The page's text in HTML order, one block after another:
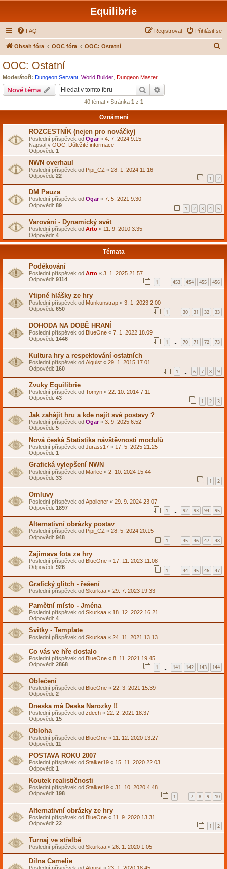
Equilibrie
FAQ Přihlásit se
Registrovat
Obsah fóra OOC fóra OOC: Ostatní
OOC: Ostatní
Moderátoři: Dungeon Servant World Builder Dungeon Master
Nové téma Hledat
40 témat • Stránka 1 z 1
Oznámení
ROZCESTNÍK (nejen pro nováčky)
Poslední příspěvek od Ogar« 4. 7. 2024 9.15
Napsal v OOC: Důležité informace
Odpovědi: 1
NWN overhaul
Poslední příspěvek od Pipi_CZ « 28. 1. 2024 11.16
Odpovědi: 22 1 2
DM Pauza
Poslední příspěvek od Ogar« 7. 5. 2021 9.30
Odpovědi: 89 1 2 3 4 5
Varování - Dynamický svět
Poslední příspěvek od Arto « 11. 9. 2010 3.35
Odpovědi: 4
Témata
Poděkování
Poslední příspěvek od Arto « 3. 1. 2025 21.57
Odpovědi: 9114 1 453 454 455 456
Vtipné hlášky ze hry
Poslední příspěvek od Munkunstrap « 3. 1. 2023 2.00
Odpovědi: 650 1 30 31 32 33
DOHODA NA DOBĚ HRANÍ
Poslední příspěvek od BlueOne « 7. 1. 2022 18.09
Odpovědi: 1446 1 … 70 71 72 73
Kultura hry a respektování ostatních
Poslední příspěvek od Alquist « 29. 1. 2015 17.01
Odpovědi: 160 1 6 7 8 9
Zvuky Equilibrie
Poslední příspěvek od Tomyn « 22. 10. 2014 7.11
Odpovědi: 43 1 2 3
Jak zahájit hru a kde najít své postavy ?
Poslední příspěvek od Ogar« 3. 9. 2025 6.52
Odpovědi: 5
Nová česká Statistika návštěvnosti modulů
Poslední příspěvek od Jurass17 « 17. 5. 2025 21.25
Odpovědi: 1
Grafická vylepšení NWN
Poslední příspěvek od Marlee « 2. 10. 2024 15.44
Odpovědi: 33 1 2
Omluvy
Poslední příspěvek od Apoliener « 29. 9. 2024 23.07
Odpovědi: 1897 1 92 93 94 95
Alternativní obrázky postav
Poslední příspěvek od Pipi_CZ « 28. 5. 2024 20.15
Odpovědi: 948 1 … 45 46 47 48
Zajimava fota ze hry
Poslední příspěvek od BlueOne « 17. 11. 2023 11.08
Odpovědi: 926 1 … 44 45 46 47
Grafický glitch - řešení
Poslední příspěvek od Skurkaa « 29. 7. 2023 19.33
Pamětní místo - Jména
Poslední příspěvek od Skurkaa « 18. 12. 2022 16.21
Odpovědi: 4
Svitky - Template
Poslední příspěvek od Skurkaa « 24. 11. 2021 13.13
Co vás ve hře dostalo
Poslední příspěvek od BlueOne « 8. 11. 2021 19.45
Odpovědi: 2868 1 141 142 143 144
Oblečení
Poslední příspěvek od BlueOne « 22. 3. 2021 15.39
Odpovědi: 2
Dneska má Deska Narozky !!
Poslední příspěvek od zdech « 22. 2. 2021 18.37
Odpovědi: 15
Obloha
Poslední příspěvek od BlueOne « 11. 12. 2020 13.27
Odpovědi: 11
POSTAVA ROKU 2007
Poslední příspěvek od Stalker19 « 15. 11. 2020 22.03
Odpovědi: 1
Koutek realističnosti
Poslední příspěvek od Stalker19 « 31. 10. 2020 4.48
Odpovědi: 198 1 … 7 8 9 10
Alternativní obrázky ze hry
Poslední příspěvek od BlueOne « 11. 9. 2020 13.31
Odpovědi: 22 1 2
Turnaj ve střelbě
Poslední příspěvek od Skurkaa « 26. 1. 2020 1.05
Dílna Camelie